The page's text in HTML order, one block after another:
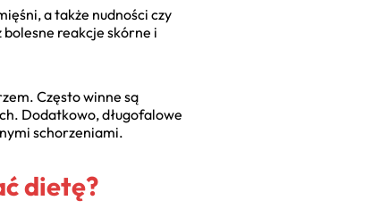
a także nudności czy
reakcje skórne i
Często winne są
Dodatkowo, długofalowe
schorzeniami.
dietę?